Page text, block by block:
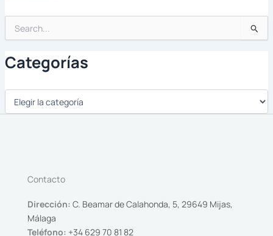
Buscar
por:
Categorías
Contacto
Dirección: C. Beamar de Calahonda, 5, 29649 Mijas,
Málaga
Teléfono: +34 629 70 81 82